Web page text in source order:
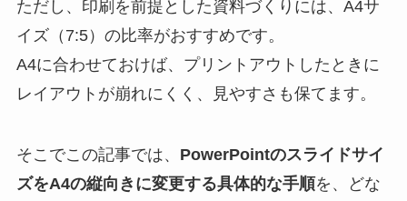
ただし、印刷を前提とした資料づくりには、A4サ
イズ（7:5）の比率がおすすめです。
A4に合わせておけば、プリントアウトしたときに
レイアウトが崩れにくく、見やすさも保てます。
そこでこの記事では、 PowerPointのスライドサイ
ズをA4の縦向きに変更する具体的な手順を、どな